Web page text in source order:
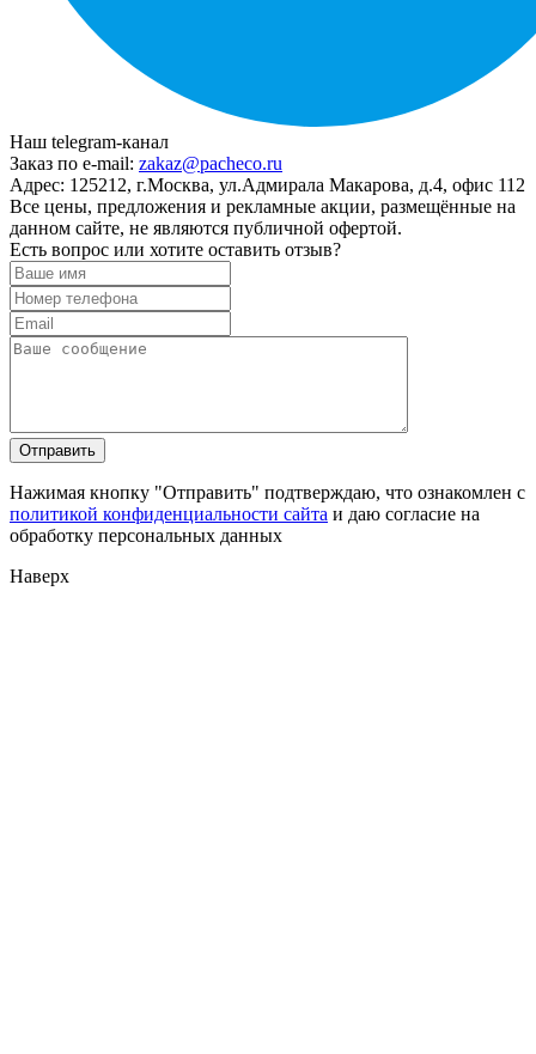
Наш telegram-канал
Заказ по e-mail: zakaz@pacheco.ru
Адрес: 125212, г.Москва, ул.Адмирала Макарова, д.4, офис 112
Все цены, предложения и рекламные акции, размещённые на
данном сайте, не являются публичной офертой.
Есть вопрос или хотите оставить отзыв?
Нажимая кнопку "Отправить" подтверждаю, что ознакомлен с
политикой конфиденциальности сайта и даю согласие на
обработку персональных данных
Наверх